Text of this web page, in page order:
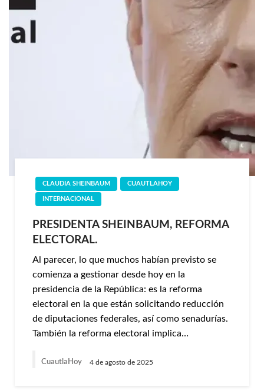
CLAUDIA SHEINBAUM CUAUTLAHOY
INTERNACIONAL
PRESIDENTA SHEINBAUM, REFORMA
ELECTORAL.
Al parecer, lo que muchos habían previsto se
comienza a gestionar desde hoy en la
presidencia de la República: es la reforma
electoral en la que están solicitando reducción
de diputaciones federales, así como senadurías.
También la reforma electoral implica…
CuautlaHoy 4 de agosto de 2025